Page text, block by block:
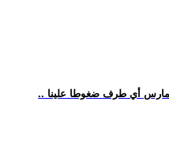
أي طرف ضغوطا علينا